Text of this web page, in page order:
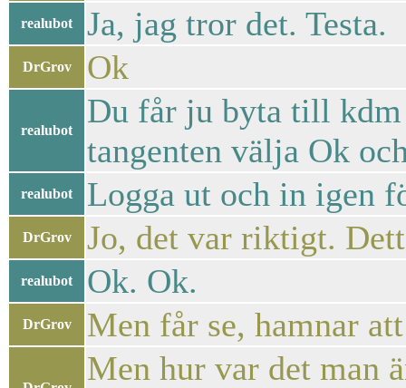
realubot Ja, jag tror det. Testa.
DrGrov Ok
realubot
Du får ju byta till kdm
tangenten välja Ok
realubot Logga ut och in igen
DrGrov Jo, det var riktigt.
realubot Ok. Ok.
DrGrov Men får se, hamnar
Men hur var det man